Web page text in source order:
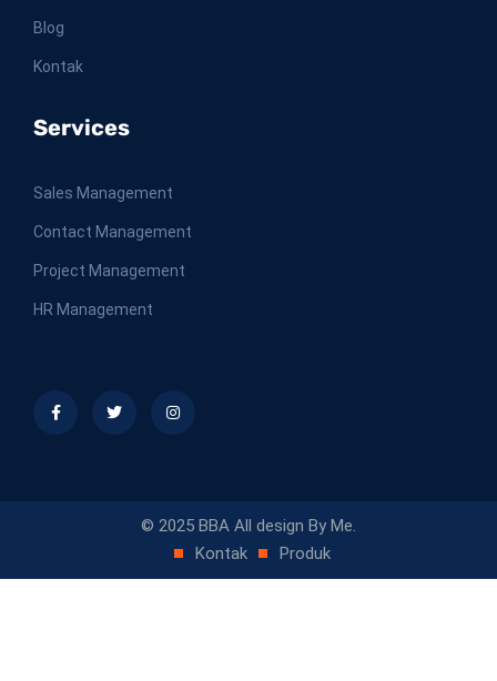
Blog
Kontak
Services
Sales Management
Contact Management
Project Management
HR Management
© 2025 BBA All design By Me.
Kontak
Produk